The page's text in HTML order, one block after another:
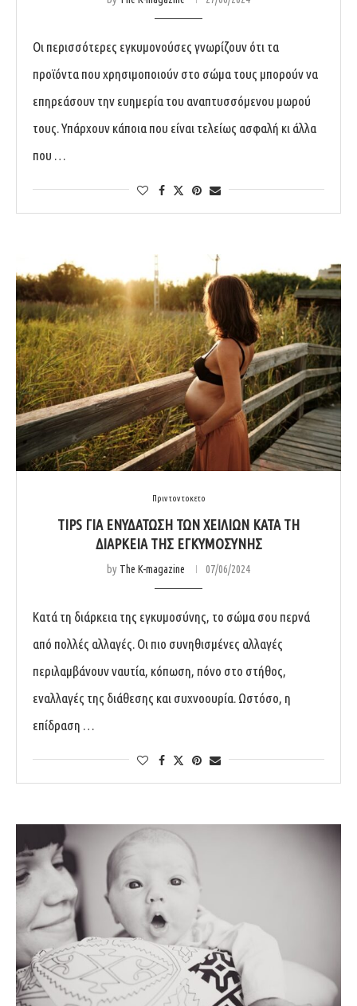
Οι περισσότερες εγκυμονούσες γνωρίζουν ότι τα
προϊόντα που χρησιμοποιούν στο σώμα τους μπορούν να
επηρεάσουν την ευημερία του αναπτυσσόμενου μωρού
τους. Υπάρχουν κάποια που είναι τελείως ασφαλή κι άλλα
που …
Πριν τον τοκετο
TIPS ΓΙΑ ΕΝΥΔΑΤΩΣΗ ΤΩΝ ΧΕΙΛΙΩΝ ΚΑΤΑ ΤΗ
ΔΙΑΡΚΕΙΑ ΤΗΣ ΕΓΚΥΜΟΣΥΝΗΣ
by The K-magazine 07/06/2024
Κατά τη διάρκεια της εγκυμοσύνης, το σώμα σου περνά
από πολλές αλλαγές. Οι πιο συνηθισμένες αλλαγές
περιλαμβάνουν ναυτία, κόπωση, πόνο στο στήθος,
εναλλαγές της διάθεσης και συχνοουρία. Ωστόσο, η
επίδραση …